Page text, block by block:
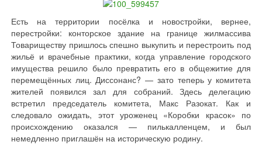
Есть на территории посёлка и новостройки, вернее,
перестройки: конторское здание на границе жилмассива
Товариществу пришлось спешно выкупить и перестроить под
жильё и врачебные практики, когда управление городского
имущества решило было превратить его в общежитие для
перемещённых лиц. Диссонанс? — зато теперь у комитета
жителей появился зал для собраний. Здесь делегацию
встретил председатель комитета, Макс Разокат. Как и
следовало ожидать, этот уроженец «Коробки красок» по
происхождению оказался — пилькалленцем, и был
немедленно приглашён на историческую родину.